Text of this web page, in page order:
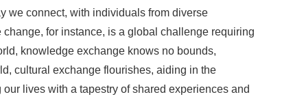
we connect, with individuals from diverse
for instance, is a global challenge requiring
knowledge exchange knows no bounds,
cultural exchange flourishes, aiding in the
lives with a tapestry of shared experiences and